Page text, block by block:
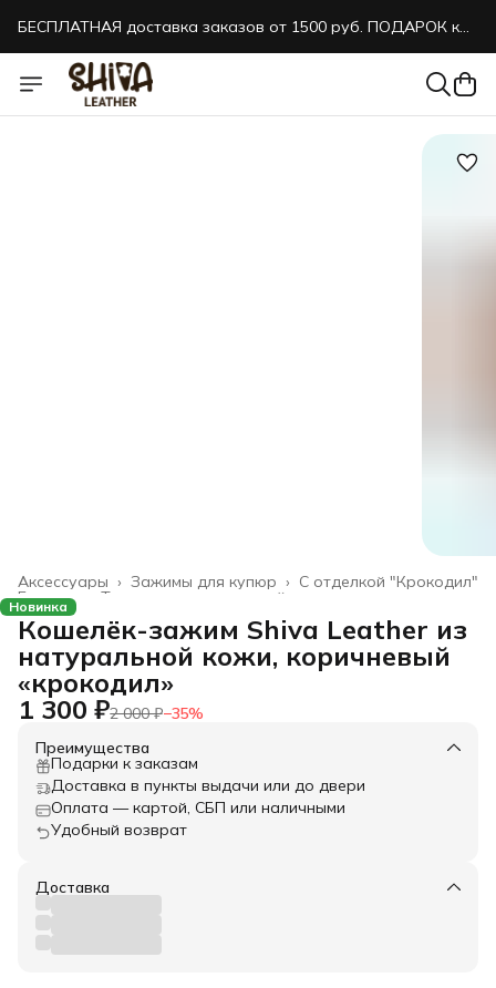
БЕСПЛАТНАЯ доставка заказов от 1500 руб. ПОДАРОК к
БЕСПЛАТНАЯ доставка заказов от 1500 руб. ПОДАРОК к
каждому заказу!
С отделкой "Крокодил"
Зажимы для купюр ›
Аксессуары ›
Товары из натуральной кожи
Главная
Новинка
Кошелёк-зажим Shiva Leather из
натуральной кожи, коричневый
«крокодил»
1 300 ₽2 000 ₽−35%
Преимущества
Подарки к заказам
Доставка в пункты выдачи или до двери
Оплата — картой, СБП или наличными
Удобный возврат
Доставка